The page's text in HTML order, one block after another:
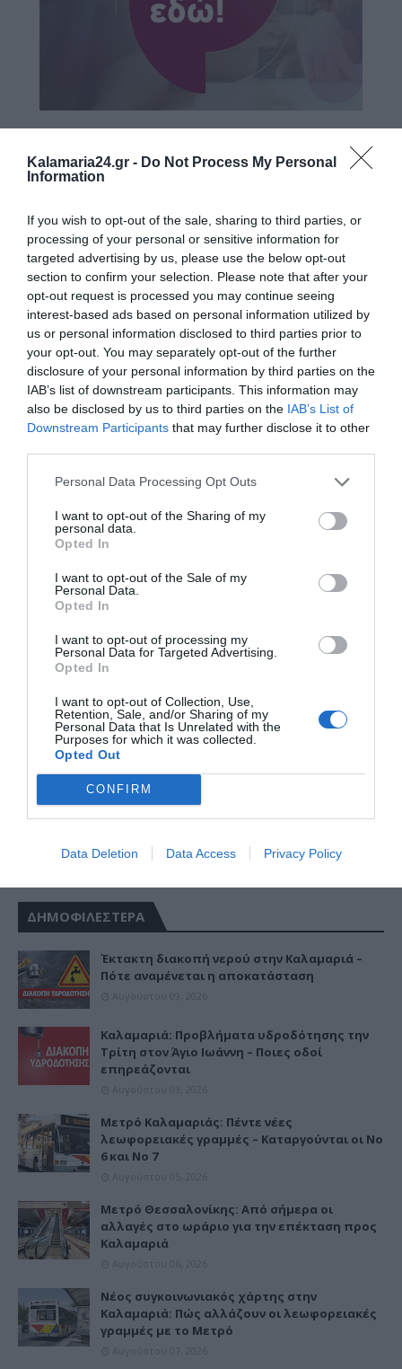
Kalamaria24.gr - Do Not Process My Personal
Information
If you wish to opt-out of the sale, sharing to third parties, or
processing of your personal or sensitive information for
targeted advertising by us, please use the below opt-out
section to confirm your selection. Please note that after your
opt-out request is processed you may continue seeing
interest-based ads based on personal information utilized by
us or personal information disclosed to third parties prior to
your opt-out. You may separately opt-out of the further
disclosure of your personal information by third parties on the
IAB’s list of downstream participants. This information may
also be disclosed by us to third parties on the IAB’s List of
Downstream Participants that may further disclose it to other
Personal Data Processing Opt Outs
I want to opt-out of the Sharing of my
personal data.
Opted In
I want to opt-out of the Sale of my
Personal Data.
Opted In
I want to opt-out of processing my
Personal Data for Targeted Advertising.
Opted In
I want to opt-out of Collection, Use,
Retention, Sale, and/or Sharing of my
Personal Data that Is Unrelated with the
Purposes for which it was collected.
Opted Out
CONFIRM
Data Deletion Data Access Privacy Policy
Ο ΚΑΙΡΟΣ
34
35°
28°
Θεσσαλονίκη
Κυριακή, 09
Δευτέρα
+33° +26°
Τρίτη
+36°+25°
Τετάρτη
+37°+26°
Πέμπτη
+ 36°+26°
Παρασκευή+32°+25°
Σάββατο
31°
23°
Πρόγνωση για 7 μέρες
ΔΗΜΟΦΙΛΕΣΤΕΡΑ
Έκτακτη διακοπή νερού στην Καλαμαριά –
Πότε αναμένεται η αποκατάσταση
Καλαμαριά: Προβλήματα υδροδότησης την
Τρίτη στον Άγιο Ιωάννη – Ποιες οδοί
επηρεάζονται
Μετρό Καλαμαριάς: Πέντε νέες
λεωφορειακές γραμμές – Καταργούνται οι Νο
6 και Νο 7
Μετρό Θεσσαλονίκης: Από σήμερα οι
αλλαγές στο ωράριο για την επέκταση προς
Καλαμαριά
Νέος συγκοινωνιακός χάρτης στην
Καλαμαριά: Πώς αλλάζουν οι λεωφορειακές
γραμμές με το Μετρό